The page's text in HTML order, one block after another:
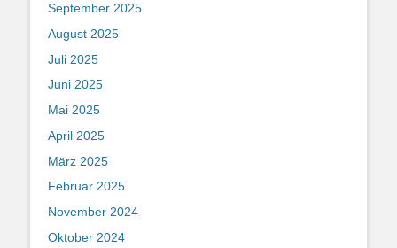
September 2025
August 2025
Juli 2025
Juni 2025
Mai 2025
April 2025
März 2025
Februar 2025
November 2024
Oktober 2024